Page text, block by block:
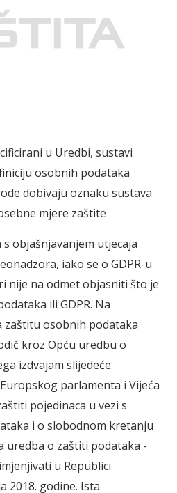
u Uredbi, sustavi
osobnih podataka
dobivaju oznaku sustava
mjere zaštite
objašnjavanjem utjecaja
iako se o GDPR-u
nije na odmet objasniti što je
ili GDPR. Na
zaštitu osobnih podataka
kroz Opću uredbu o
izdvajam slijedeće:
parlamenta i Vijeća
pojedinaca u vezi s
i o slobodnom kretanju
uredba o zaštiti podataka -
u Republici
2018. godine. Ista